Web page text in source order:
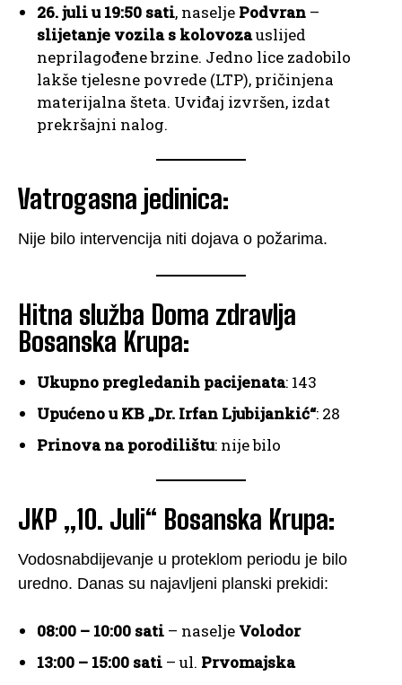
26. juli u 19:50 sati, naselje Podvran –
slijetanje vozila s kolovozauslijed
neprilagođene brzine. Jedno lice zadobilo
lakše tjelesne povrede (LTP), pričinjena
materijalna šteta. Uviđaj izvršen, izdat
prekršajni nalog.
Vatrogasna jedinica:
Nije bilo intervencija niti dojava o požarima.
Hitna služba Doma zdravlja
Bosanska Krupa:
Ukupno pregledanih pacijenata: 143
Upućeno u KB „Dr. Irfan Ljubijankić“: 28
Prinova na porodilištu: nije bilo
JKP „10. Juli“ Bosanska Krupa:
Vodosnabdijevanje u proteklom periodu je bilo
uredno. Danas su najavljeni planski prekidi:
08:00 – 10:00 sati – naselje Volodor
13:00 – 15:00 sati – ul. Prvomajska